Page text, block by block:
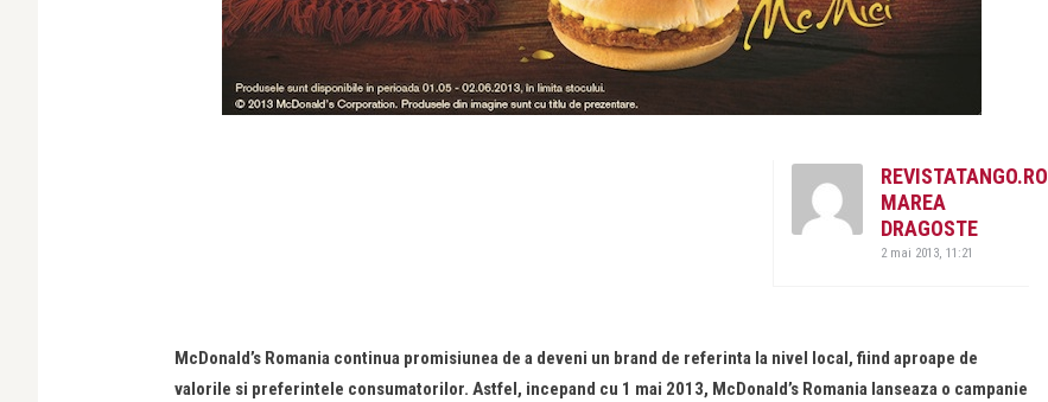
REVISTATANGO.RO
MAREA
DRAGOSTE
2 mai 2013, 11:21
McDonald’s Romania continua promisiunea de a deveni un brand de referinta la nivel local, fiind aproape de
valorile si preferintele consumatorilor. Astfel, incepand cu 1 mai 2013, McDonald’s Romania lanseaza o campanie